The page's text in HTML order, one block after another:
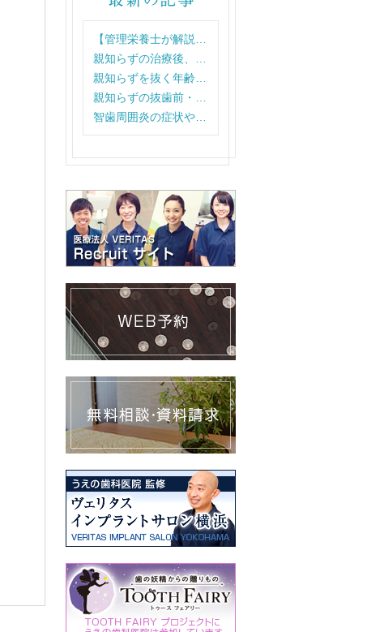
【管理栄養士が解説…
親知らずの治療後、…
親知らずを抜く年齢…
親知らずの抜歯前・…
智歯周囲炎の症状や…